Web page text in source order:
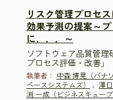
リスク管理プロセ
効果予測の提案～
に．．．～
ソフトウェア品質管理
プロセス評価・改善」
執筆者： 中森 博晃（パナ
ペースシステムズ）
、 澤
渕 一成（ビジネスキュー